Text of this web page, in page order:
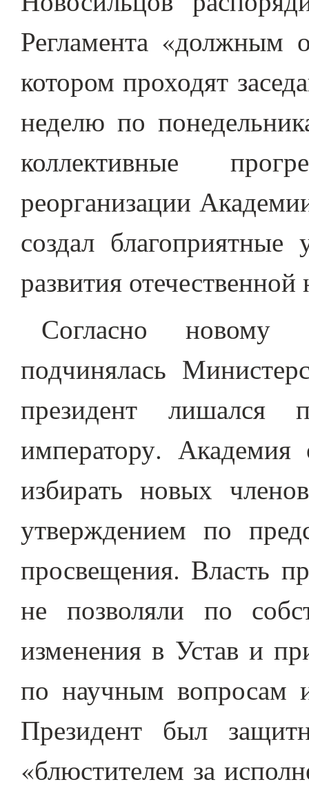
Регламента «должным
котором проходят
неделю по
коллективные
реорганизации
создал
развития отечественной
Согласно новому
подчинялась
президент лишался
императору. Академия
избирать новых
утверждением по
просвещения. Власть
не позволяли по
изменения в Устав и
по научным вопросам
Президент был
«блюстителем за